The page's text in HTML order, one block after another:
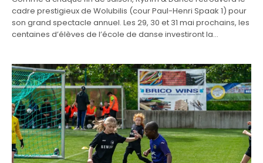
cadre prestigieux de Wolubilis (cour Paul-Henri Spaak 1) pour
son grand spectacle annuel. Les 29, 30 et 31 mai prochains, les
centaines d’élèves de l’école de danse investiront la…